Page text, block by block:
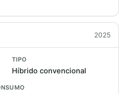
2025
TIPO
Híbrido convencional